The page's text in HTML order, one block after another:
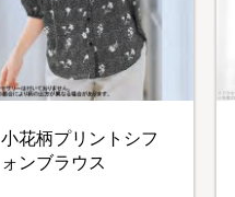
小花柄プリントシフ
ォンブラウス